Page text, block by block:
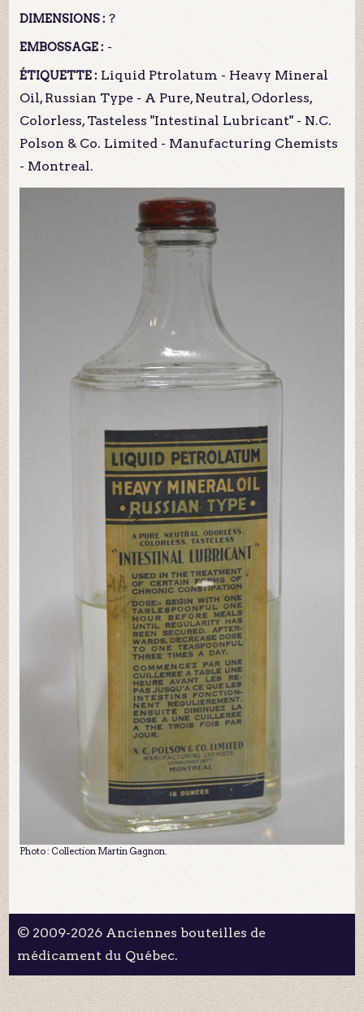
DIMENSIONS : ?
EMBOSSAGE : -
ÉTIQUETTE : Liquid Ptrolatum - Heavy Mineral
Oil, Russian Type - A Pure, Neutral, Odorless,
Colorless, Tasteless "Intestinal Lubricant" - N.C.
Polson & Co. Limited - Manufacturing Chemists
- Montreal.
Photo : Collection Martin Gagnon.
© 2009-2026 Anciennes bouteilles de
médicament du Québec.